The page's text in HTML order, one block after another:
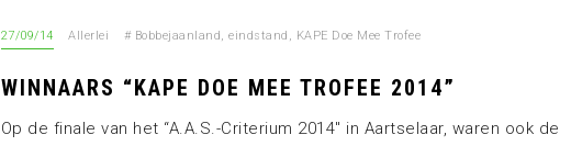
27/09/14 Allerlei # Bobbejaanland, eindstand , KAPE Doe Mee Trofee
WINNAARS “KAPE DOE MEE TROFEE 2014”
Op de finale van het “A.A.S.-Criterium 2014″ in Aartselaar, waren ook de